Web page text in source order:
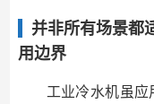
并非所有场景都
用边界
工业冷水机虽